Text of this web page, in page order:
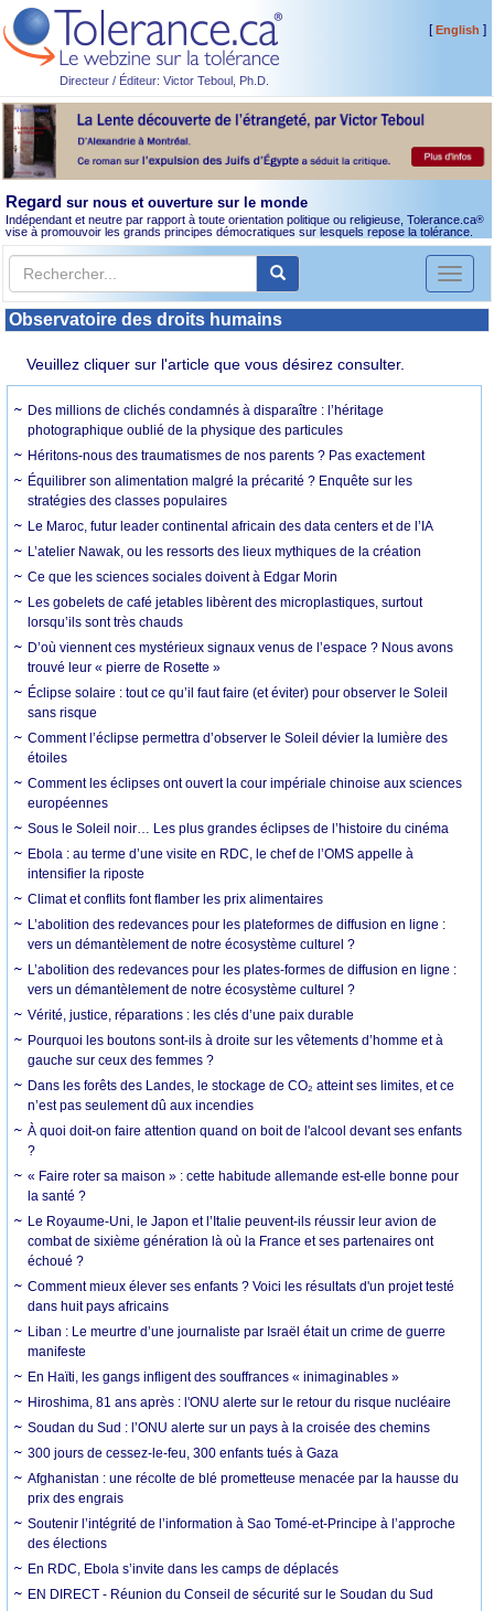
Directeur / Éditeur: Victor Teboul, Ph.D.
[English ]
Regard sur nous et ouverture sur le monde
Indépendant et neutre par rapport à toute orientation politique ou religieuse, Tolerance.ca®
vise à promouvoir les grands principes démocratiques sur lesquels repose la tolérance.
Toggle
Observatoire des droits humains
Veuillez cliquer sur l'article que vous désirez consulter.
Des millions de clichés condamnés à disparaître : l’héritage
photographique oublié de la physique des particules
Héritons-nous des traumatismes de nos parents ? Pas exactement
Équilibrer son alimentation malgré la précarité ? Enquête sur les
stratégies des classes populaires
Le Maroc, futur leader continental africain des data centers et de l’IA
L’atelier Nawak, ou les ressorts des lieux mythiques de la création
Ce que les sciences sociales doivent à Edgar Morin
Les gobelets de café jetables libèrent des microplastiques, surtout
lorsqu’ils sont très chauds
D’où viennent ces mystérieux signaux venus de l’espace ? Nous avons
trouvé leur « pierre de Rosette »
Éclipse solaire : tout ce qu’il faut faire (et éviter) pour observer le Soleil
sans risque
Comment l’éclipse permettra d’observer le Soleil dévier la lumière des
étoiles
Comment les éclipses ont ouvert la cour impériale chinoise aux sciences
européennes
Sous le Soleil noir… Les plus grandes éclipses de l’histoire du cinéma
Ebola : au terme d’une visite en RDC, le chef de l’OMS appelle à
intensifier la riposte
Climat et conflits font flamber les prix alimentaires
L’abolition des redevances pour les plateformes de diffusion en ligne :
vers un démantèlement de notre écosystème culturel ?
L’abolition des redevances pour les plates-formes de diffusion en ligne :
vers un démantèlement de notre écosystème culturel ?
Vérité, justice, réparations : les clés d’une paix durable
Pourquoi les boutons sont-ils à droite sur les vêtements d’homme et à
gauche sur ceux des femmes ?
Dans les forêts des Landes, le stockage de CO₂ atteint ses limites, et ce
n’est pas seulement dû aux incendies
À quoi doit-on faire attention quand on boit de l'alcool devant ses enfants
?
« Faire roter sa maison » : cette habitude allemande est-elle bonne pour
la santé ?
Le Royaume-Uni, le Japon et l’Italie peuvent-ils réussir leur avion de
combat de sixième génération là où la France et ses partenaires ont
échoué ?
Comment mieux élever ses enfants ? Voici les résultats d'un projet testé
dans huit pays africains
Liban : Le meurtre d’une journaliste par Israël était un crime de guerre
manifeste
En Haïti, les gangs infligent des souffrances « inimaginables »
Hiroshima, 81 ans après : l'ONU alerte sur le retour du risque nucléaire
Soudan du Sud : l’ONU alerte sur un pays à la croisée des chemins
300 jours de cessez-le-feu, 300 enfants tués à Gaza
Afghanistan : une récolte de blé prometteuse menacée par la hausse du
prix des engrais
Soutenir l’intégrité de l’information à Sao Tomé-et-Principe à l’approche
des élections
En RDC, Ebola s’invite dans les camps de déplacés
EN DIRECT - Réunion du Conseil de sécurité sur le Soudan du Sud